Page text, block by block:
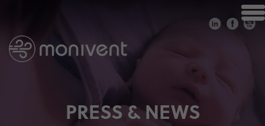
PRESS & NEWS